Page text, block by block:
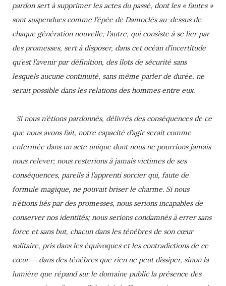
pardon sert à supprimer les actes du passé, dont les « fautes »
sont suspendues comme l’épée de Damoclès au-dessus de
chaque génération nouvelle; l’autre, qui consiste à se lier par
des promesses, sert à disposer, dans cet océan d’incertitude
qu’est l’avenir par définition, des îlots de sécurité sans
lesquels aucune continuité, sans même parler de durée, ne
serait possible dans les relations des hommes entre eux.
Si nous n’étions pardonnés, délivrés des conséquences de ce
que nous avons fait, notre capacité d’agir serait comme
enfermée dans un acte unique dont nous ne pourrions jamais
nous relever; nous resterions à jamais victimes de ses
conséquences, pareils à l’apprenti sorcier qui, faute de
formule magique, ne pouvait briser le charme. Si nous
n’étions liés par des promesses, nous serions incapables de
conserver nos identités; nous serions condamnés à errer sans
force et sans but, chacun dans les ténèbres de son cœur
solitaire, pris dans les équivoques et les contradictions de ce
cœur — dans des ténèbres que rien ne peut dissiper, sinon la
lumière que répand sur le domaine public la présence des